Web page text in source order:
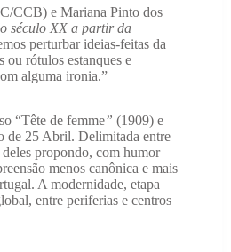
CCB) e Mariana Pinto dos
século XX a partir da
perturbar ideias-feitas da
ou rótulos estanques e
alguma ironia.”
“Tête de femme” (1909) e
de 25 Abril. Delimitada entre
propondo, com humor
menos canônica e mais
A modernidade, etapa
entre periferias e centros